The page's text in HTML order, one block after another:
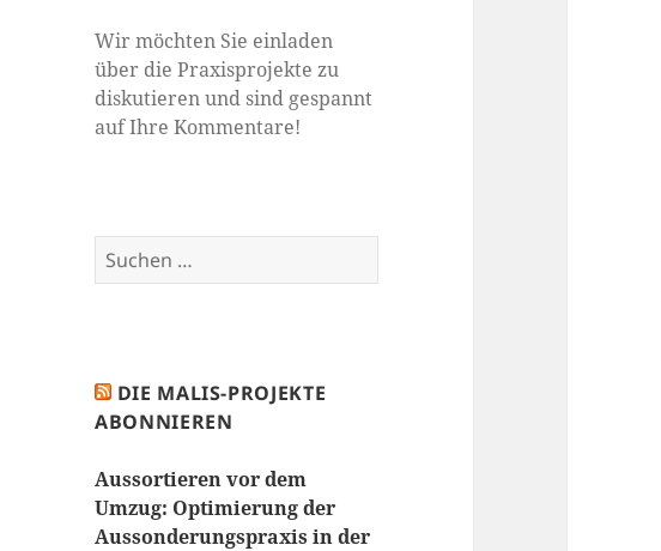
Wir möchten Sie einladen
über die Praxisprojekte zu
diskutieren und sind gespannt
auf Ihre Kommentare!
Suchen
nach:
DIE MALIS-PROJEKTE
ABONNIEREN
Aussortieren vor dem
Umzug: Optimierung der
Aussonderungspraxis in der